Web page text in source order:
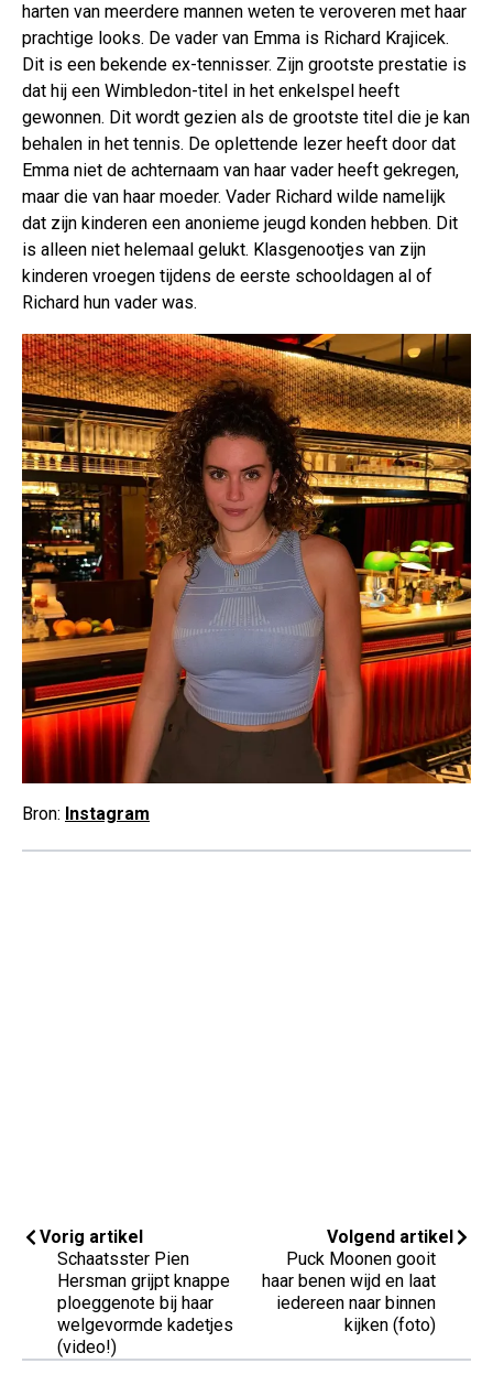
harten van meerdere mannen weten te veroveren met haar
prachtige looks. De vader van Emma is Richard Krajicek.
Dit is een bekende ex-tennisser. Zijn grootste prestatie is
dat hij een Wimbledon-titel in het enkelspel heeft
gewonnen. Dit wordt gezien als de grootste titel die je kan
behalen in het tennis. De oplettende lezer heeft door dat
Emma niet de achternaam van haar vader heeft gekregen,
maar die van haar moeder. Vader Richard wilde namelijk
dat zijn kinderen een anonieme jeugd konden hebben. Dit
is alleen niet helemaal gelukt. Klasgenootjes van zijn
kinderen vroegen tijdens de eerste schooldagen al of
Richard hun vader was.
Bron: Instagram
Vorig artikel
Schaatsster Pien
Hersman grijpt knappe
ploeggenote bij haar
welgevormde kadetjes
(video!)
Volgend artikel
Puck Moonen gooit
haar benen wijd en laat
iedereen naar binnen
kijken (foto)